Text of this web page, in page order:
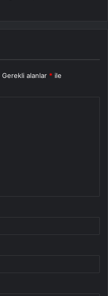
Gerekli alanlar * ile